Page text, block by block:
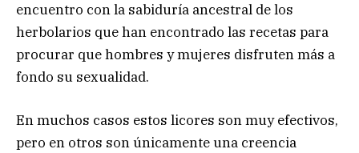
encuentro con la sabiduría ancestral de los
herbolarios que han encontrado las recetas para
procurar que hombres y mujeres disfruten más a
fondo su sexualidad.
En muchos casos estos licores son muy efectivos,
pero en otros son únicamente una creencia